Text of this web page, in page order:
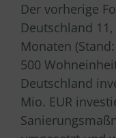
Der vorherige
Deutschland
Monaten
500
Deutschland
Mio. EUR